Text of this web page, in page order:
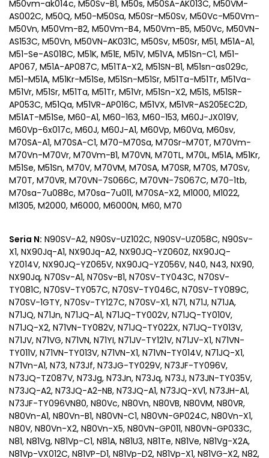
M50vm-ak014c, M50Sv-B1, M50s, M50SA-AK013C, M50VM-
AS002C, M50Q, M50-M50Sa, M50Sr-M50Sv, M50Vc-M50Vm-
M50Vn, M50Vm-B2, M50Vm-B4, M50Vm-B5, M50Vc, M50VN-
AS153C, M50Vn, M50VN-AK031C, M50Sv, M50Sr, M51, M51A-A1,
M51-Se-AS018C, M51K, M51E, M51V, M51VA, M51Sn-C1, M51-
AP067, M51A-AP087C, M51TA-X2, M51SN-B1, M51sn-as029c,
M51-M51A, M51Kr-M51Se, M51Sn-M51Sr, M51Ta-M51Tr, M51Va-
M51Vr, M51Sr, M51Ta, M51Tr, M51Vr, M51Sn-X2, M51S, M51SR-
AP053C, M51Qa, M51VR-AP016C, M51VX, M51VR-AS205EC2D,
M51AT-M51Se, M60-A1, M60-163, M60-153, M60J-JX019V,
M60Vp-6x017c, M60J, M60J-A1, M60Vp, M60Va, M60sv,
M70SA-A1, M70SA-C1, M70-M70Sa, M70Sr-M70T, M70Vm-
M70Vn-M70Vr, M70Vm-B1, M70VN, M70TL, M70L, M51A, M51Kr,
M51Se, M51Sn, M70V, M70VM, M70SA, M70SR, M70S, M70Sv,
M70T, M70VR, M70VN-7S066C, M70VN-7S067C, M70-1tb,
M70sa-7u088c, M70sa-7u011, M70SA-X2, M1000, M1022,
M1305, M2000, M6000, M6000N, M60, M70
Seria N: N90SV-A2, N90Sv-UZ102C, N90SV-UZ058C, N90Sv-
X1, NX90Jq-A1, NX90Jq-A2, NX90JQ-YZ060Z, NX90JQ-
YZ014V, NX90JQ-YZ065V, NX90JQ-YZ056V, N40, N43, NX90,
NX90Jq, N70Sv-A1, N70Sv-B1, N70SV-TY043C, N70SV-
TY081C, N70SV-TY057C, N70SV-TY046C, N70SV-TY089C,
N70SV-1GTY, N70Sv-TY127C, N70SV-X1, N71, N71J, N71JA,
N71JQ, N71Jn, N71JQ-A1, N71JQ-TY002V, N71JQ-TY010V,
N71JQ-X2, N71VN-TY082V, N71JQ-TY022X, N71JQ-TY013V,
N71JV, N71VG, N71VN, N71YI, N71JV-TY121V, N71JV-X1, N71VN-
TY011V, N71VN-TY013V, N71VN-X1, N71VN-TY014V, N71JQ-X1,
N71Vn-A1, N73, N73Jf, N73JG-TY029V, N73JF-TY096V,
N73JQ-TZ087V, N73Jg, N73Jn, N73Jq, N73J, N73JN-TY035V,
N73JQ-A2, N73JQ-A2-NB, N73JQ-A1, N73JQ-XV1, N73JH-A1,
N73JF-TY096VN80, N80Vc, N80Vn, N80VB, N80VM, N80VR,
N80Vn-A1, N80Vn-B1, N80VN-C1, N80VN-GP024C, N80Vn-X1,
N80V, N80Vn-X2, N80Vn-X5, N80VN-GP011, N80VN-GP033C,
N81, N81Vg, N81Vp-C1, N81A, N81U3, N81Te, N81Ve, N81Vg-X2A,
N81Vp-VX012C, N81VP-D1, N81Vp-D2, N81Vp-X1, N81VG-X2, N82,